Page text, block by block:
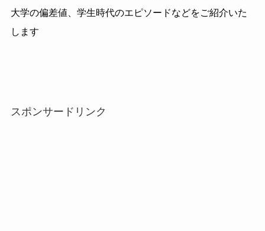
大学の偏差値、学生時代のエピソードなどをご紹介いた
します
スポンサードリンク